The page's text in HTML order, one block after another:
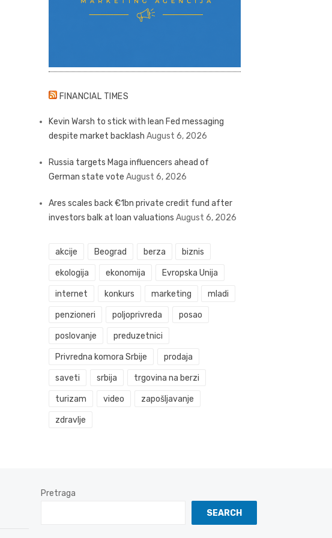
FINANCIAL TIMES
Kevin Warsh to stick with lean Fed messaging
despite market backlash August 6, 2026
Russia targets Maga influencers ahead of
German state vote August 6, 2026
Ares scales back €1bn private credit fund after
investors balk at loan valuations August 6, 2026
akcije Beograd berza biznis
ekologija ekonomija Evropska Unija
internet konkurs marketing mladi
penzioneri poljoprivreda posao
poslovanje preduzetnici
Privredna komora Srbije prodaja
saveti srbija trgovina na berzi
turizam video zapošljavanje
zdravlje
Pretraga
SEARCH